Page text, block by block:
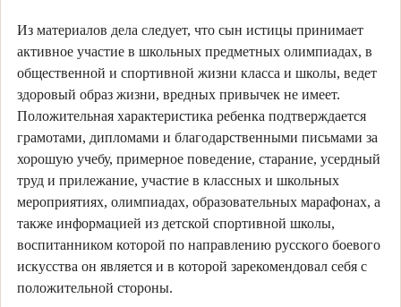
Из материалов дела следует, что сын истицы принимает
активное участие в школьных предметных олимпиадах, в
общественной и спортивной жизни класса и школы, ведет
здоровый образ жизни, вредных привычек не имеет.
Положительная характеристика ребенка подтверждается
грамотами, дипломами и благодарственными письмами за
хорошую учебу, примерное поведение, старание, усердный
труд и прилежание, участие в классных и школьных
мероприятиях, олимпиадах, образовательных марафонах, а
также информацией из детской спортивной школы,
воспитанником которой по направлению русского боевого
искусства он является и в которой зарекомендовал себя с
положительной стороны.